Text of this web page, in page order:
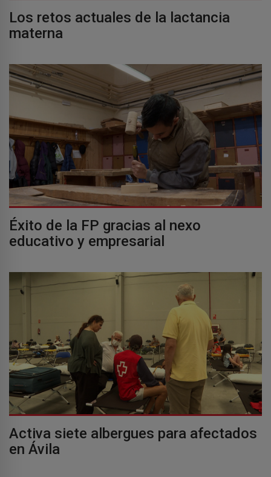
Los retos actuales de la lactancia
materna
Éxito de la FP gracias al nexo
educativo y empresarial
Activa siete albergues para afectados
en Ávila